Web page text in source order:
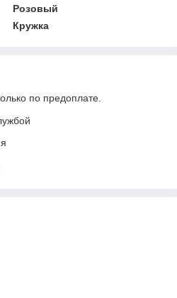
Розовый
Кружка
по предоплате.